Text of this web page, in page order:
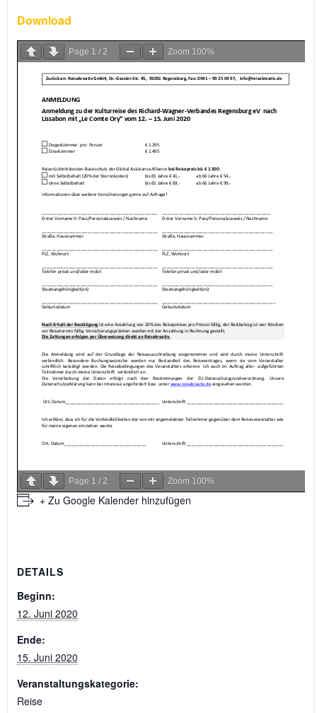
Download
Page 1 / 2 Zoom 100%
Page 1 / 2 Zoom 100%
+ Zu Google Kalender hinzufügen
DETAILS
Beginn:
12. Juni 2020
Ende:
15. Juni 2020
Veranstaltungskategorie:
Reise